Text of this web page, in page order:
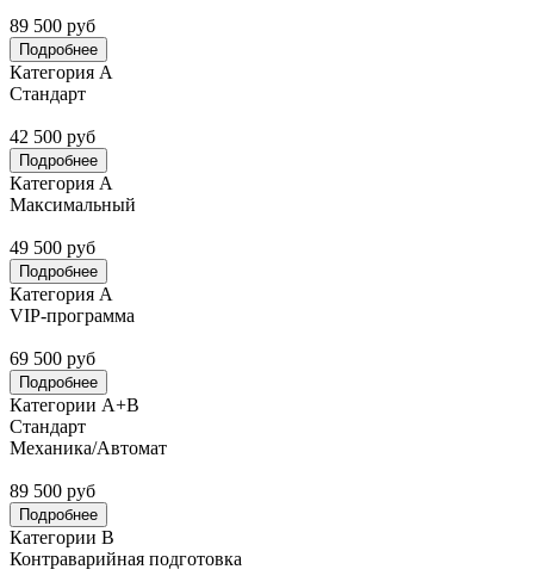
89 500 руб
Подробнее
Категория А
Стандарт
42 500 руб
Подробнее
Категория А
Максимальный
49 500 руб
Подробнее
Категория А
VIP-программа
69 500 руб
Подробнее
Категории А+В
Стандарт
Механика/Автомат
89 500 руб
Подробнее
Категории В
Контраварийная подготовка